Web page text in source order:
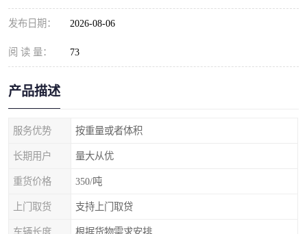
发布日期： 2026-08-06
阅 读 量： 73
产品描述
服务优势 按重量或者体积
长期用户 量大从优
重货价格 350/吨
上门取货 支持上门取贷